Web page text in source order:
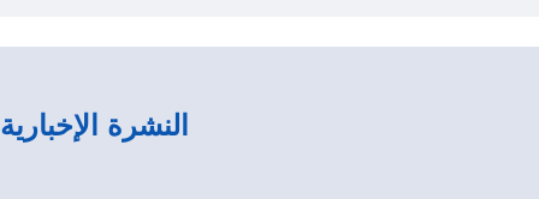
النشرة الإخبارية